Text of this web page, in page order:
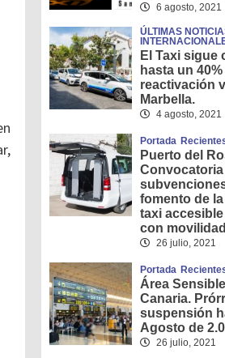
6 agosto, 2021
ÚLTIMAS
El Taxi sigue
hasta un
reactivación
Marbella.
4 agosto, 2021
Portada
Puerto del
Convocatoria
fomento de
taxi
con
26 julio, 2021
Portada
Área
Canaria.
suspensión
Agosto de
26 julio, 2021